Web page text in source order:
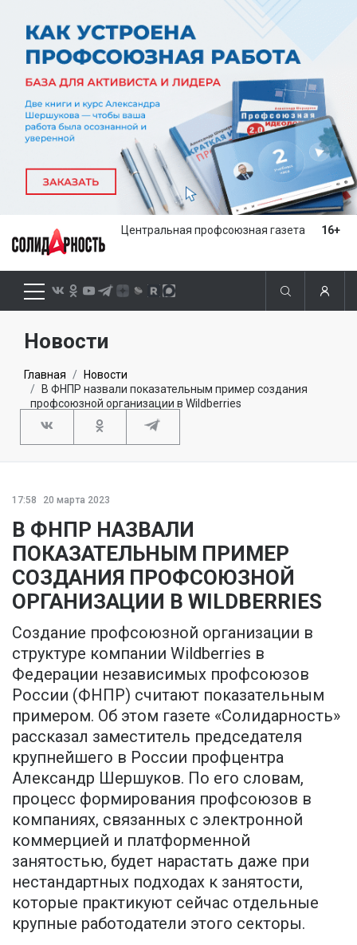
Центральная профсоюзная газета 16+
Новости
Главная
Новости
В ФНПР назвали показательным пример создания
профcоюзной организации в Wildberries
17:58 20 марта 2023
В ФНПР НАЗВАЛИ
ПОКАЗАТЕЛЬНЫМ ПРИМЕР
СОЗДАНИЯ ПРОФCОЮЗНОЙ
ОРГАНИЗАЦИИ В WILDBERRIES
Создание профсоюзной организации в
структуре компании Wildberries в
Федерации независимых профсоюзов
России (ФНПР) считают показательным
примером. Об этом газете «Солидарность»
рассказал заместитель председателя
крупнейшего в России профцентра
Александр Шершуков. По его словам,
процесс формирования профсоюзов в
компаниях, связанных с электронной
коммерцией и платформенной
занятостью, будет нарастать даже при
нестандартных подходах к занятости,
которые практикуют сейчас отдельные
крупные работодатели этого секторы.